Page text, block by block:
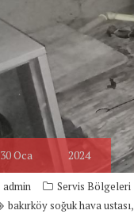
30Oca 2024
admin
Servis Bölgeleri
bakırköy soğuk hava ustası,